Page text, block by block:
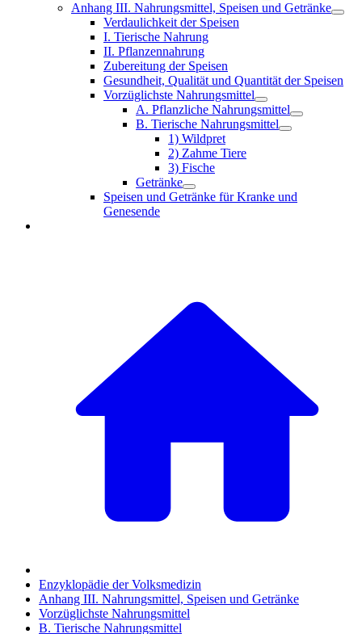
Anhang III. Nahrungsmittel, Speisen und Getränke
Verdaulichkeit der Speisen
I. Tierische Nahrung
II. Pflanzennahrung
Zubereitung der Speisen
Gesundheit, Qualität und Quantität der Speisen
Vorzüglichste Nahrungsmittel
A. Pflanzliche Nahrungsmittel
B. Tierische Nahrungsmittel
1) Wildpret
2) Zahme Tiere
3) Fische
Getränke
Speisen und Getränke für Kranke und
Genesende
Enzyklopädie der Volksmedizin
Anhang III. Nahrungsmittel, Speisen und Getränke
Vorzüglichste Nahrungsmittel
B. Tierische Nahrungsmittel